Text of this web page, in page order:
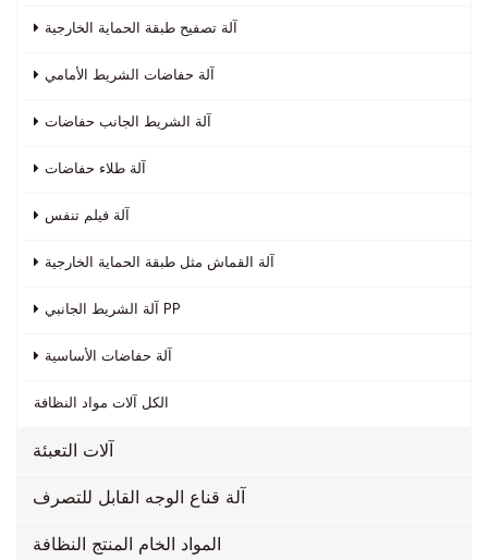
آلة تصفيح طبقة الحماية الخارجية
آلة حفاضات الشريط الأمامي
آلة الشريط الجانب حفاضات
آلة طلاء حفاضات
آلة فيلم تنفس
آلة القماش مثل طبقة الحماية الخارجية
آلة الشريط الجانبي PP
آلة حفاضات الأساسية
الكل آلات مواد النظافة
آلات التعبئة
آلة قناع الوجه القابل للتصرف
المواد الخام المنتج النظافة